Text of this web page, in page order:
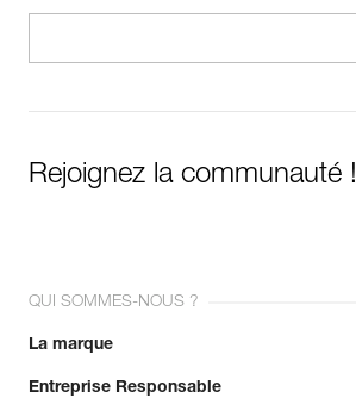
Rejoignez la communauté !
QUI SOMMES-NOUS ?
La marque
Entreprise Responsable